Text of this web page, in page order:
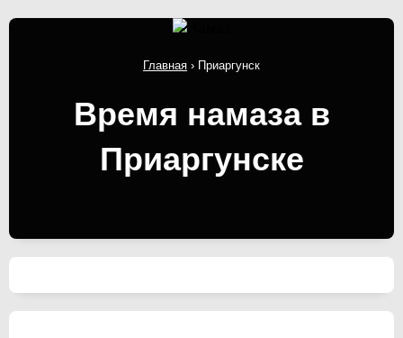
Главная › Приаргунск
Время намаза в
Приаргунске